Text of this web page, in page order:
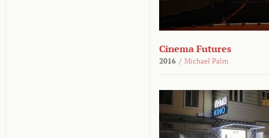
Cinema Futures
2016 / Michael Palm